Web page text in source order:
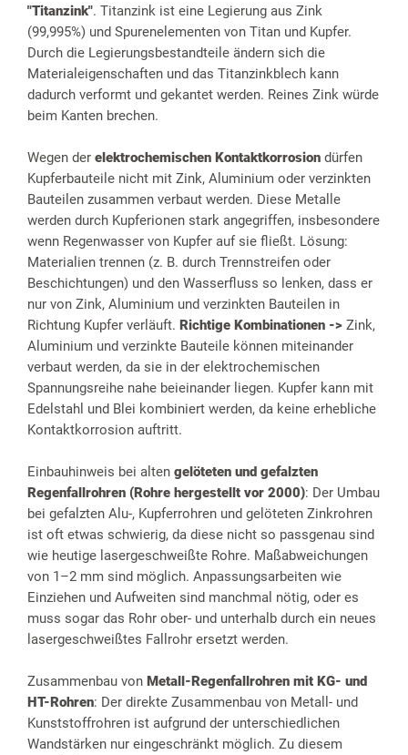
"Titanzink". Titanzink ist eine Legierung aus Zink
(99,995%) und Spurenelementen von Titan und Kupfer.
Durch die Legierungsbestandteile ändern sich die
Materialeigenschaften und das Titanzinkblech kann
dadurch verformt und gekantet werden. Reines Zink würde
beim Kanten brechen.
Wegen der elektrochemischen Kontaktkorrosion dürfen
Kupferbauteile nicht mit Zink, Aluminium oder verzinkten
Bauteilen zusammen verbaut werden. Diese Metalle
werden durch Kupferionen stark angegriffen, insbesondere
wenn Regenwasser von Kupfer auf sie fließt. Lösung:
Materialien trennen (z. B. durch Trennstreifen oder
Beschichtungen) und den Wasserfluss so lenken, dass er
nur von Zink, Aluminium und verzinkten Bauteilen in
Richtung Kupfer verläuft. Richtige Kombinationen -> Zink,
Aluminium und verzinkte Bauteile können miteinander
verbaut werden, da sie in der elektrochemischen
Spannungsreihe nahe beieinander liegen. Kupfer kann mit
Edelstahl und Blei kombiniert werden, da keine erhebliche
Kontaktkorrosion auftritt.
Einbauhinweis bei alten gelöteten und gefalzten
Regenfallrohren (Rohre hergestellt vor 2000): Der Umbau
bei gefalzten Alu-, Kupferrohren und gelöteten Zinkrohren
ist oft etwas schwierig, da diese nicht so passgenau sind
wie heutige lasergeschweißte Rohre. Maßabweichungen
von 1–2 mm sind möglich. Anpassungsarbeiten wie
Einziehen und Aufweiten sind manchmal nötig, oder es
muss sogar das Rohr ober- und unterhalb durch ein neues
lasergeschweißtes Fallrohr ersetzt werden.
Zusammenbau von Metall-Regenfallrohren mit KG- und
HT-Rohren: Der direkte Zusammenbau von Metall- und
Kunststoffrohren ist aufgrund der unterschiedlichen
Wandstärken nur eingeschränkt möglich. Zu diesem